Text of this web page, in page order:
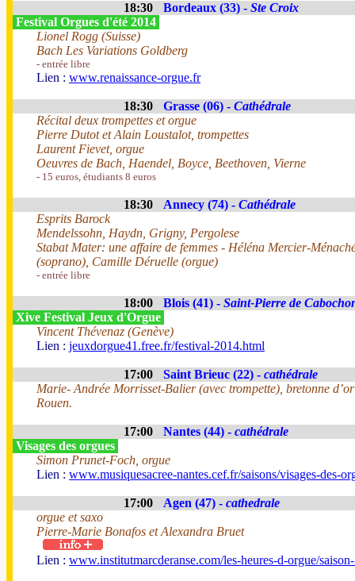
18:30 Bordeaux (33) - Ste Croix
Festival Orgues d'été 2014
Lionel Rogg (Suisse)
Bach Les Variations Goldberg
- entrée libre
Lien : www.renaissance-orgue.fr
18:30 Grasse (06) - Cathédrale
Récital deux trompettes et orgue
Pierre Dutot et Alain Loustalot, trompettes
Laurent Fievet, orgue
Oeuvres de Bach, Haendel, Boyce, Beethoven, Vierne
- 15 euros, étudiants 8 euros
18:30 Annecy (74) - Cathédrale
Esprits Barock
Mendelssohn, Haydn, Grigny, Pergolese
Stabat Mater: une affaire de femmes - Héléna Mercier-
(soprano), Camille Déruelle (orgue)
- entrée libre
18:00 Blois (41) - Saint-Pierre de
Xive Festival Jeux d'Orgue
Vincent Thévenaz (Genève)
Lien : jeuxdorgue41.free.fr/festival-2014.html
17:00 Saint Brieuc (22) - cathédrale
Marie- Andrée Morrisset-Balier (avec trompette), bretonne
Rouen.
17:00 Nantes (44) - cathédrale
Visages des orgues
Simon Prunet-Foch, orgue
Lien : www.musiquesacree-nantes.cef.fr/saisons/visages-des-
17:00 Agen (47) - cathedrale
orgue et saxo
Pierre-Marie Bonafos et Alexandra Bruet
Lien : www.institutmarcderanse.com/les-heures-d-orgue/